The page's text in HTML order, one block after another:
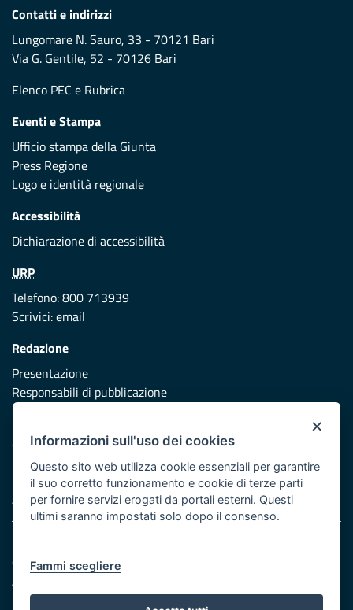
Contatti e indirizzi
Lungomare N. Sauro, 33 - 70121 Bari
Via G. Gentile, 52 - 70126 Bari
Elenco PEC e Rubrica
Eventi e Stampa
Ufficio stampa della Giunta
Press Regione
Logo e identità regionale
Accessibilità
Dichiarazione di accessibilità
URP
Telefono: 800 713939
Scrivici:email
Redazione
Presentazione
Responsabili di pubblicazione
Vai al sito di Protezione Civile Puglia
Iniziativa finanziata con risorse del POR Puglia 2014/2020 -
Asse XI
Cookie e privacy
Atti di notifica
Feed RSS
×
Informazioni sull'uso dei cookies
Questo sito web utilizza cookie essenziali per garantire
il suo corretto funzionamento e cookie di terze parti
per fornire servizi erogati da portali esterni. Questi
ultimi saranno impostati solo dopo il consenso.
Fammi scegliere